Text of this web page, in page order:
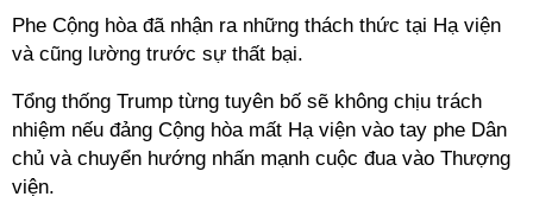
Phe Cộng hòa đã nhận ra những thách thức tại Hạ viện
và cũng lường trước sự thất bại.
Tổng thống Trump từng tuyên bố sẽ không chịu trách
nhiệm nếu đảng Cộng hòa mất Hạ viện vào tay phe Dân
chủ và chuyển hướng nhấn mạnh cuộc đua vào Thượng
viện.